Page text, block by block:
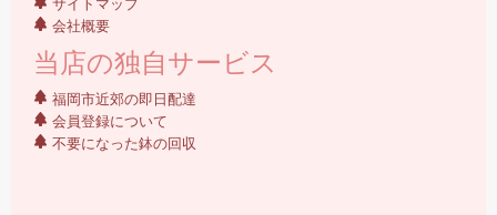
会社概要
当店の独自サービス
福岡市近郊の即日配達
会員登録について
不要になった鉢の回収